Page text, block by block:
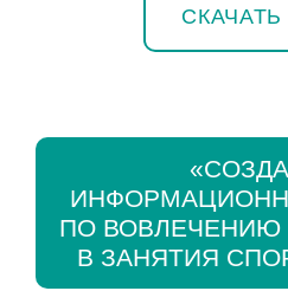
СКАЧАТЬ
ПО ВОВЛЕЧЕНИЮ
В ЗАНЯТИЯ